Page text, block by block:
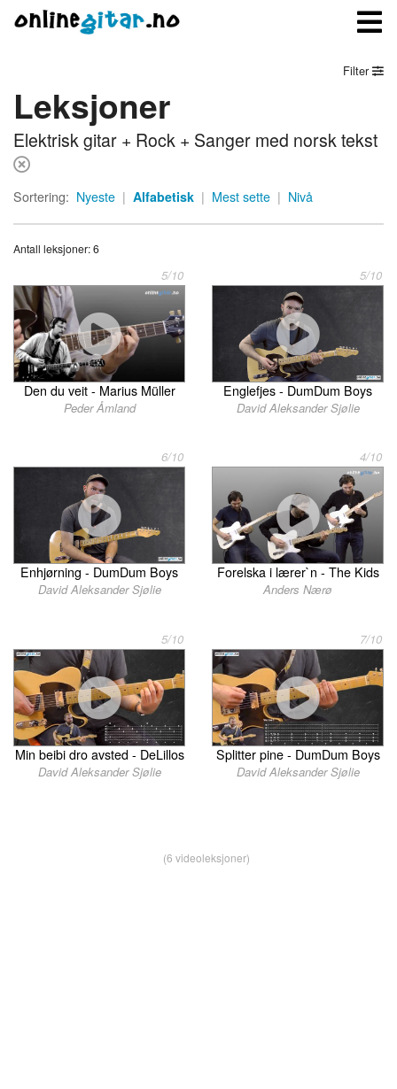
Meny
Logg inn
Bli medlem
Filter
Leksjoner
Elektrisk gitar + Rock + Sanger med norsk tekst
Sortering: Nyeste | Alfabetisk | Mest sette | Nivå
Antall leksjoner: 6
5/10
Den du veit - Marius Müller
Peder Åmland
5/10
Englefjes - DumDum Boys
David Aleksander Sjølie
6/10
Enhjørning - DumDum Boys
David Aleksander Sjølie
4/10
Forelska i lærer`n - The Kids
Anders Nærø
5/10
Min beibi dro avsted - DeLillos
David Aleksander Sjølie
7/10
Splitter pine - DumDum Boys
David Aleksander Sjølie
(6 videoleksjoner)